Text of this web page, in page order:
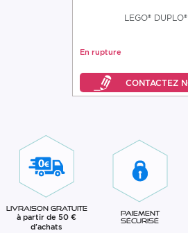
LEGO® DUPLO®
En rupture
Livraison gratuite
à partir de 50 €
d'achats
Paiement
sécurisé